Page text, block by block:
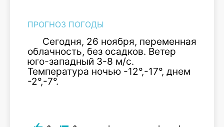
ПРОГНОЗ ПОГОДЫ
Сегодня, 26 ноября, переменная
облачность, без осадков. Ветер
юго-западный 3-8 м/с.
Температура ночью -12°,-17°, днем
-2°,-7°.